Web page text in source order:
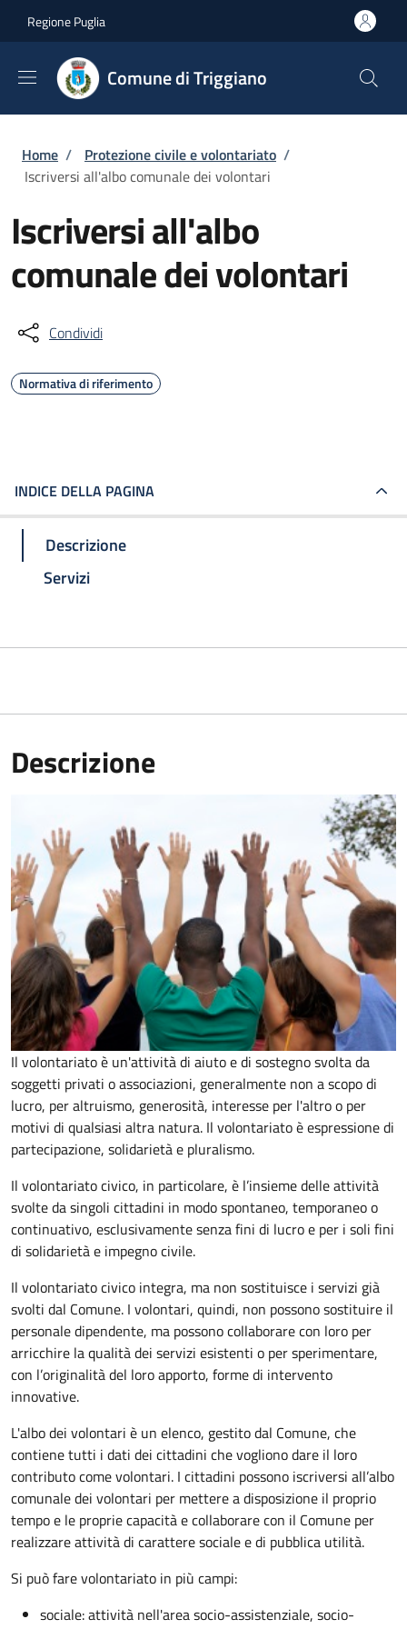
Regione Puglia
Comune di Triggiano
Briciole di pane
Home / Protezione civile e volontariato /
Iscriversi all'albo comunale dei volontari
Iscriversi all'albo
comunale dei volontari
Condividi
Normativa di riferimento
INDICE DELLA PAGINA
Descrizione
Servizi
Descrizione
Il volontariato è un'attività di aiuto e di sostegno svolta da
soggetti privati o associazioni, generalmente non a scopo di
lucro, per altruismo, generosità, interesse per l'altro o per
motivi di qualsiasi altra natura. Il volontariato è espressione di
partecipazione, solidarietà e pluralismo.
Il volontariato civico, in particolare, è l’insieme delle attività
svolte da singoli cittadini in modo spontaneo, temporaneo o
continuativo, esclusivamente senza fini di lucro e per i soli fini
di solidarietà e impegno civile.
Il volontariato civico integra, ma non sostituisce i servizi già
svolti dal Comune. I volontari, quindi, non possono sostituire il
personale dipendente, ma possono collaborare con loro per
arricchire la qualità dei servizi esistenti o per sperimentare,
con l’originalità del loro apporto, forme di intervento
innovative.
L'albo dei volontari è un elenco, gestito dal Comune, che
contiene tutti i dati dei cittadini che vogliono dare il loro
contributo come volontari. I cittadini possono iscriversi all’albo
comunale dei volontari per mettere a disposizione il proprio
tempo e le proprie capacità e collaborare con il Comune per
realizzare attività di carattere sociale e di pubblica utilità.
Si può fare volontariato in più campi:
sociale: attività nell'area socio-assistenziale, socio-